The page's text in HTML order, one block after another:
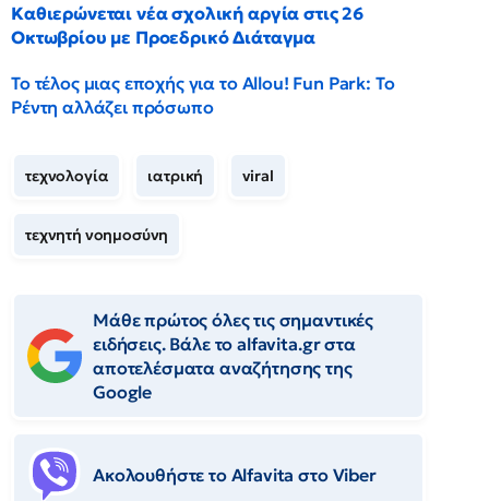
Καθιερώνεται νέα σχολική αργία στις 26
Οκτωβρίου με Προεδρικό Διάταγμα
Το τέλος μιας εποχής για το Allou! Fun Park: Το
Ρέντη αλλάζει πρόσωπο
τεχνολογία ιατρική viral
τεχνητή νοημοσύνη
Μάθε πρώτος όλες τις σημαντικές
ειδήσεις. Βάλε το alfavita.gr στα
αποτελέσματα αναζήτησης της
Google
Ακολουθήστε το Αlfavita στο Viber